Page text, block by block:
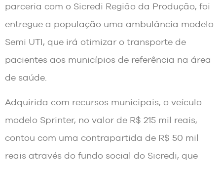
parceria com o Sicredi Região da Produção, foi
entregue a população uma ambulância modelo
Semi UTI, que irá otimizar o transporte de
pacientes aos municípios de referência na área
de saúde.
Adquirida com recursos municipais, o veículo
modelo Sprinter, no valor de R$ 215 mil reais,
contou com uma contrapartida de R$ 50 mil
reais através do fundo social do Sicredi, que